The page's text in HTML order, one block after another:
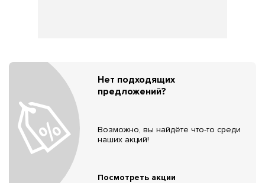
Нет подходящих
предложений?
Возможно, вы найдёте что-то среди
наших акций!
Посмотреть акции